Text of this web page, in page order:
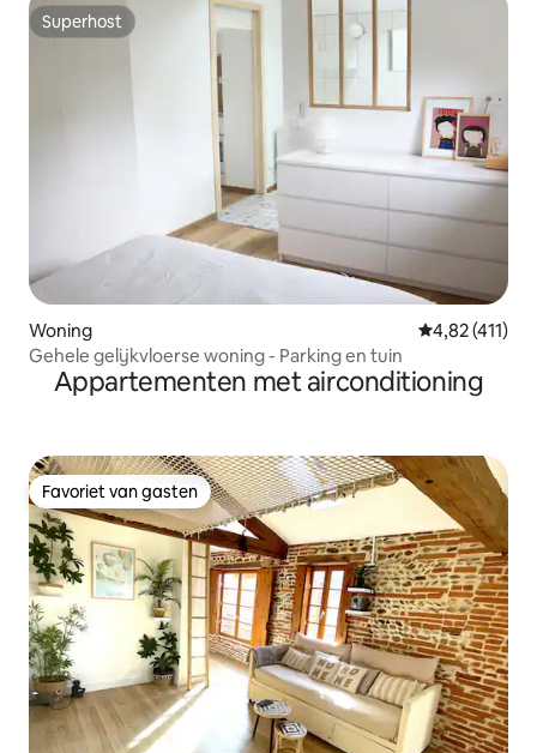
Superhost
Superhost
Woning Gemiddelde
4,82 (411)
Gehele gelijkvloerse woning - Parking en tuin
Appartementen met airconditioning
Favoriet van gasten
Favoriet van gasten